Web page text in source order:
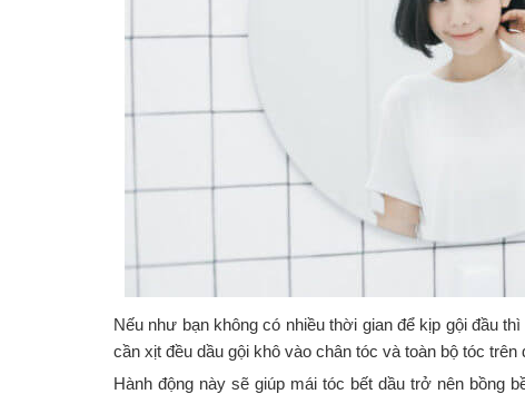
Nếu như bạn không có nhiều thời gian để kịp gội đầu
cần xịt đều dầu gội khô vào chân tóc và toàn bộ tóc
Hành động này sẽ giúp mái tóc bết dầu trở nên bồng